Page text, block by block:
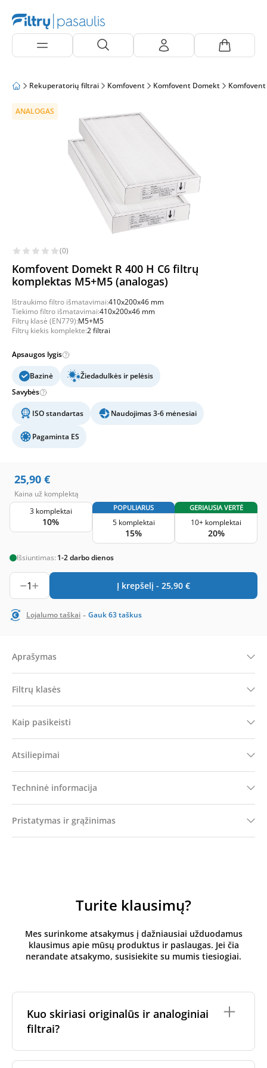
Rekuperatorių filtrai Komfovent Komfovent Domekt
ANALOGAS
(0)
Komfovent Domekt R 400 H C6 filtrų
komplektas M5+M5 (analogas)
Ištraukimo filtro išmatavimai:410x200x46 mm
Tiekimo filtro išmatavimai:410x200x46 mm
Filtrų klasė (EN779):M5+M5
Filtrų kiekis komplekte:2 filtrai
Apsaugos lygis
Bazinė
Žiedadulkės ir pelėsis
Savybės
ISO standartas Naudojimas 3-6 mėnesiai
Pagaminta ES
25,90 €
Kaina už komplektą
3 komplektai
10%
POPULIARUS
5 komplektai
15%
GERIAUSIA VERTĖ
10+ komplektai
20%
Išsiuntimas: 1-2 darbo dienos
1 Į krepšelį - 25,90 €
Lojalumo taškai - Gauk63taškus
Aprašymas
Filtrų klasės
Kaip pasikeisti
Atsiliepimai
Techninė informacija
Pristatymas ir grąžinimas
Turite klausimų?
Mes surinkome atsakymus į dažniausiai užduodamus
klausimus apie mūsų produktus ir paslaugas. Jei čia
nerandate atsakymo, susisiekite su mumis tiesiogiai.
Kuo skiriasi originalūs ir analoginiai
filtrai?